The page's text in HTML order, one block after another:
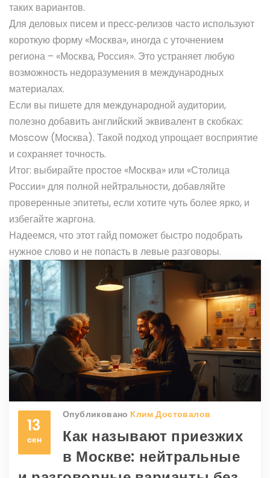
таких вариантов.
Для деловых писем и пресс‑релизов часто используют
короткую форму «Москва», иногда с уточнением
региона – «Москва, Россия». Это устраняет любую
возможность недоразумения в международных
материалах.
Если вы пишете для международной аудитории,
полезно добавить английский эквивалент в скобках:
Moscow (Москва). Такой подход упрощает восприятие
и сохраняет точность.
Итог: выбирайте простое «Москва» или «Столица
России» для полной нейтральности, добавляйте
проверенные эпитеты, если хотите чуть более ярко, и
избегайте жаргона.
Надеемся, что этот гайд поможет быстро подобрать
нужное слово и не попасть в левые разговоры.
13
сен
Опубликовано Клим Достовалов
Как называют приезжих
в Москве: нейтральные